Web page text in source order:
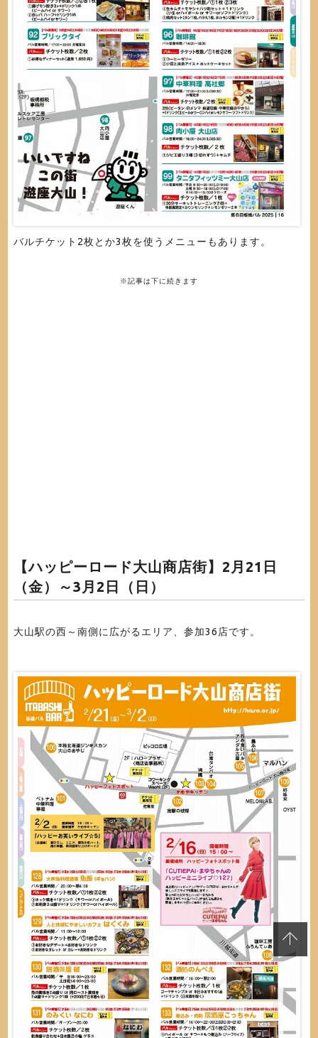
バルチケット2枚とか3枚を使うメニューもあります。
※記事は下に続きます
【ハッピーロード大山商店街】 2月21日
（金）～3月2日（日）
大山駅の西～南側に広がるエリア、参加36店です。